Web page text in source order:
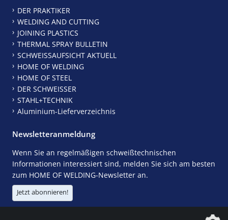
DER PRAKTIKER
WELDING AND CUTTING
JOINING PLASTICS
THERMAL SPRAY BULLETIN
SCHWEISSAUFSICHT AKTUELL
HOME OF WELDING
HOME OF STEEL
DER SCHWEISSER
STAHL+TECHNIK
Aluminium-Lieferverzeichnis
Newsletteranmeldung
Wenn Sie an regelmäßigen schweißtechnischen
Informationen interessiert sind, melden Sie sich am besten
zum HOME OF WELDING-Newsletter an.
Jetzt abonnieren!